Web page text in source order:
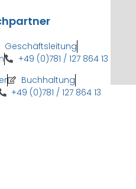
Geschäftsleitung
+49 (0)781 / 127 864 13
Buchhaltung
+49 (0)781 / 127 864 13